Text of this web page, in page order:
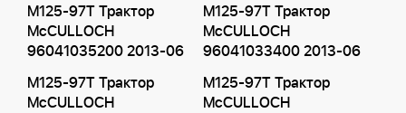
M125-97T Трактор
McCULLOCH
96041035200 2013-06
M125-97T Трактор
McCULLOCH
96041033400 2013-06
M125-97T Трактор
McCULLOCH
M125-97T Трактор
McCULLOCH